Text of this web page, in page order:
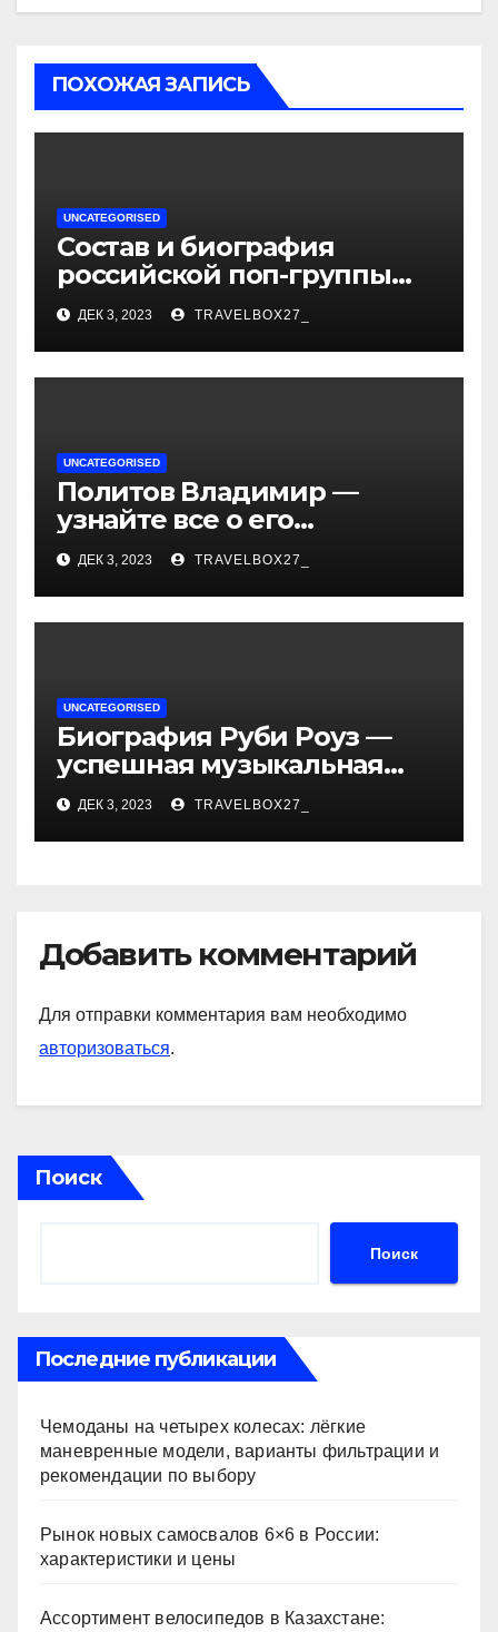
ПОХОЖАЯ ЗАПИСЬ
UNCATEGORISED
Состав и биография
российской поп-группы
«Иванушки интернешнл»
— история успеха, музыка
и судьбы участников
ДЕК 3, 2023 TRAVELBOX27_
UNCATEGORISED
Политов Владимир —
узнайте все о его
биографии, возрасте и
впечатляющих
достижениях!
ДЕК 3, 2023 TRAVELBOX27_
UNCATEGORISED
Биография Руби Роуз —
успешная музыкальная
карьера, личная жизнь и
знаковые достижения
ДЕК 3, 2023 TRAVELBOX27_
Добавить комментарий
Для отправки комментария вам необходимо
авторизоваться.
Поиск
Поиск
Последние публикации
Чемоданы на четырех колесах: лёгкие
маневренные модели, варианты фильтрации и
рекомендации по выбору
Рынок новых самосвалов 6×6 в России:
характеристики и цены
Ассортимент велосипедов в Казахстане: